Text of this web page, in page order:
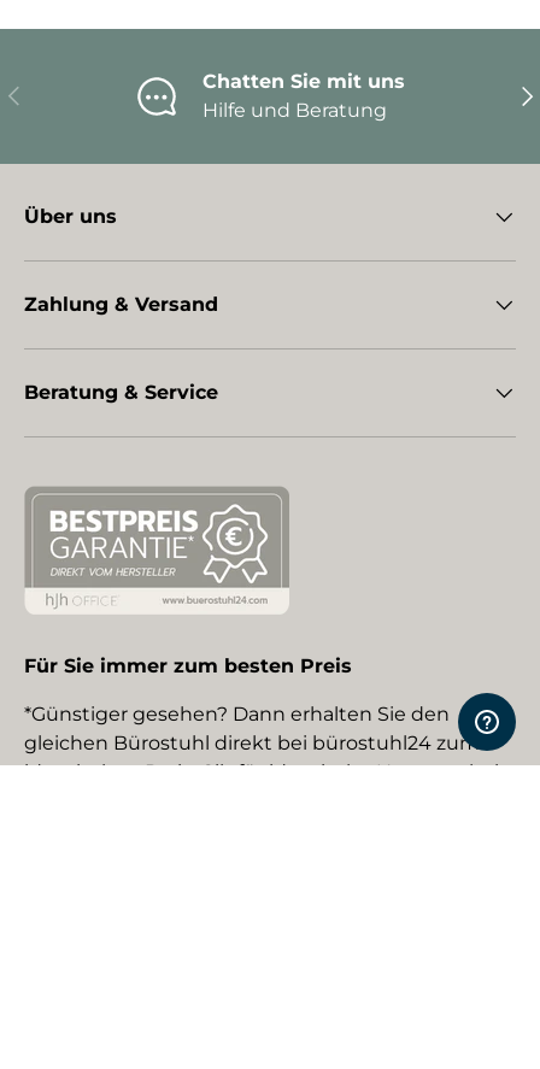
Vorherige
Chatten Sie mit uns
Hilfe und Beratung
Über uns
Zahlung & Versand
Beratung & Service
Für Sie immer zum besten Preis
*Günstiger gesehen? Dann erhalten Sie den
gleichen Bürostuhl direkt bei bürostuhl24 zum
identischen Preis. Gilt für identische Neuware bei